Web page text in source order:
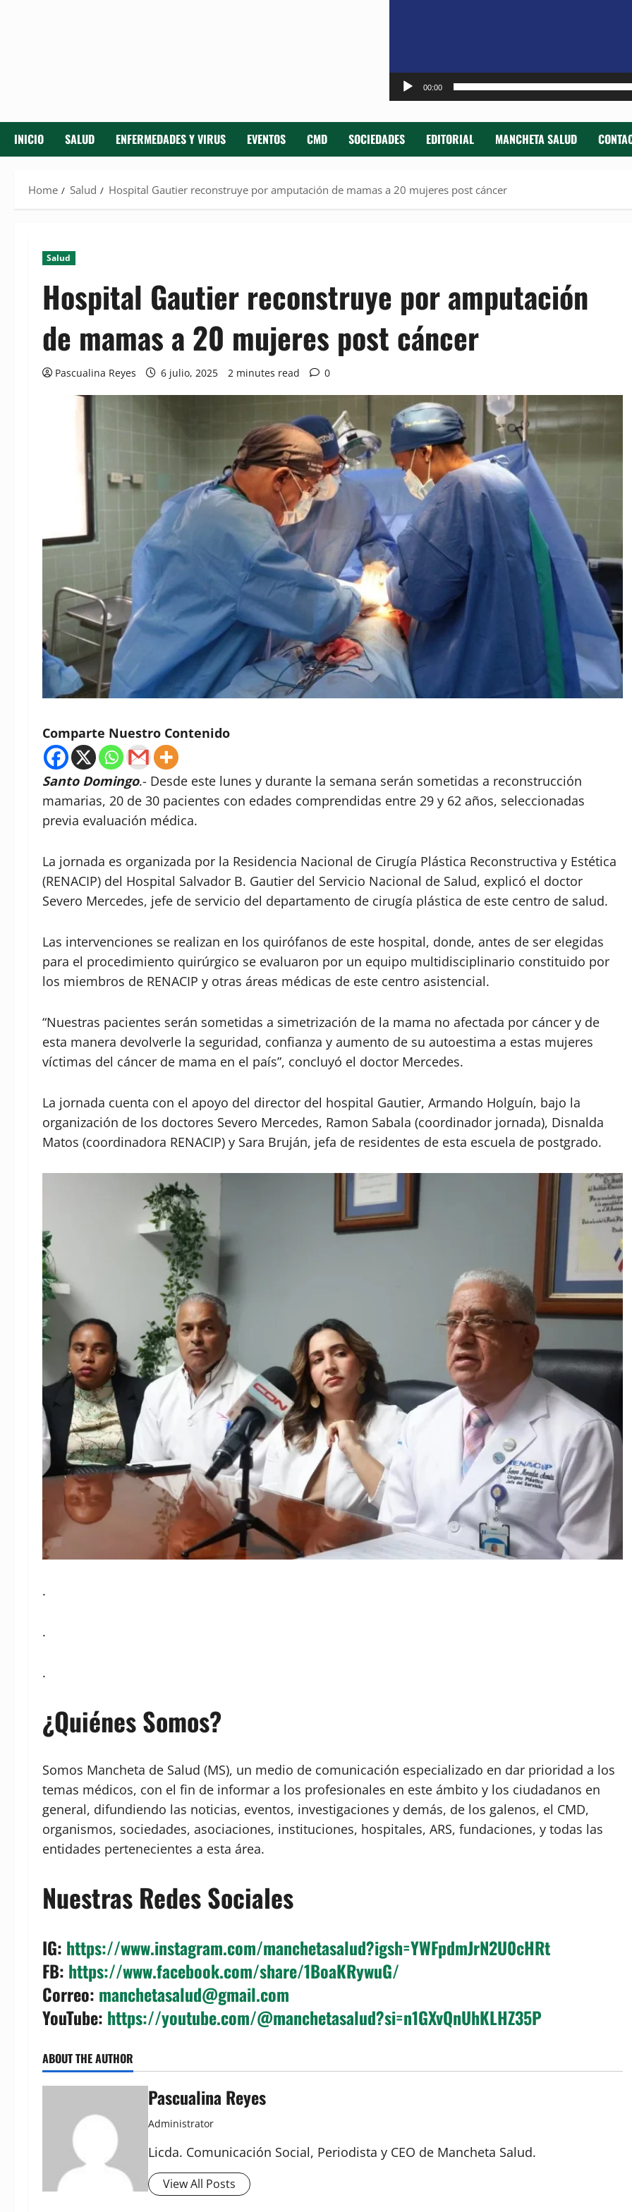
00:00
INICIO SALUD ENFERMEDADES Y VIRUS EVENTOS CMD SOCIEDADES EDITORIAL MANCHETA SALUD
Home Salud Hospital Gautier reconstruye por amputación de mamas a 20 mujeres post cáncer
Salud
Hospital Gautier reconstruye por amputación
de mamas a 20 mujeres post cáncer
Pascualina Reyes 6 julio, 2025 2 minutes read 0
Comparte Nuestro Contenido
Santo Domingo.- Desde este lunes y durante la semana serán sometidas a reconstrucción
mamarias, 20 de 30 pacientes con edades comprendidas entre 29 y 62 años, seleccionadas
previa evaluación médica.
La jornada es organizada por la Residencia Nacional de Cirugía Plástica Reconstructiva y Estética
(RENACIP) del Hospital Salvador B. Gautier del Servicio Nacional de Salud, explicó el doctor
Severo Mercedes, jefe de servicio del departamento de cirugía plástica de este centro de salud.
Las intervenciones se realizan en los quirófanos de este hospital, donde, antes de ser elegidas
para el procedimiento quirúrgico se evaluaron por un equipo multidisciplinario constituido por
los miembros de RENACIP y otras áreas médicas de este centro asistencial.
“Nuestras pacientes serán sometidas a simetrización de la mama no afectada por cáncer y de
esta manera devolverle la seguridad, confianza y aumento de su autoestima a estas mujeres
víctimas del cáncer de mama en el país”, concluyó el doctor Mercedes.
La jornada cuenta con el apoyo del director del hospital Gautier, Armando Holguín, bajo la
organización de los doctores Severo Mercedes, Ramon Sabala (coordinador jornada), Disnalda
Matos (coordinadora RENACIP) y Sara Bruján, jefa de residentes de esta escuela de postgrado.
.
.
.
¿Quiénes Somos?
Somos Mancheta de Salud (MS), un medio de comunicación especializado en dar prioridad a los
temas médicos, con el fin de informar a los profesionales en este ámbito y los ciudadanos en
general, difundiendo las noticias, eventos, investigaciones y demás, de los galenos, el CMD,
organismos, sociedades, asociaciones, instituciones, hospitales, ARS, fundaciones, y todas las
entidades pertenecientes a esta área.
Nuestras Redes Sociales
IG: https://www.instagram.com/manchetasalud?igsh=YWFpdmJrN2U0cHRt
FB: https://www.facebook.com/share/1BoaKRywuG/
Correo: manchetasalud@gmail.com
YouTube: https://youtube.com/@manchetasalud?si=n1GXvQnUhKLHZ35P
ABOUT THE AUTHOR
Pascualina Reyes
Administrator
Licda. Comunicación Social, Periodista y CEO de Mancheta Salud.
View All Posts